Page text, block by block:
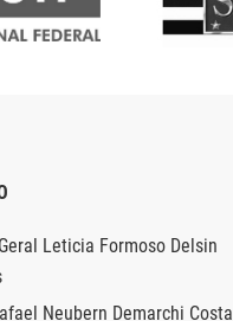
Leticia Formoso Delsin
Neubern Demarchi Costa